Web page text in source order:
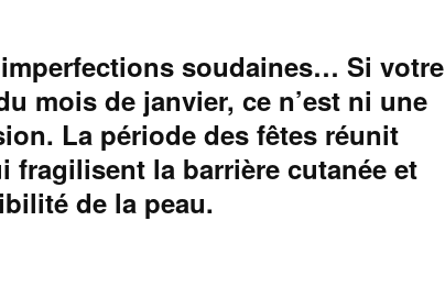
soudaines… Si votre
mois de janvier, ce n’est ni une
La période des fêtes réunit
la barrière cutanée et
de la peau.